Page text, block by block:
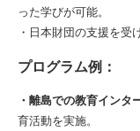
った学びが可能。
・日本財団の支援を受
プログラム例：
・離島での教育インタ
育活動を実施。